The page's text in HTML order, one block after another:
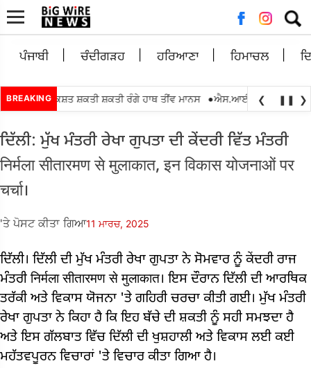
ਲਈ
ਖੋਜ:
ਪੰਜਾਬੀ ਚੰਦੀਗੜਹ ਹਰਿਆਣਾ ਹਿਮਾਚਲ
BREAKINGਰਿਕਸ਼ਤ ਸ਼ਕਤੀ ਸ਼ਕਤੀ ਰੰਗੇ ਹਾਥ ਤੀਂਵ ਮਾਨਸ •ਐਸ.ਆਈ.ਆਰ.2026 ਇੰਟਰ
❮ ❚❚ ❯
ਦਿੱਲੀ: ਮੁੱਖ ਮੰਤਰੀ ਰੇਖਾ ਗੁਪਤਾ ਦੀ ਕੇਂਦਰੀ ਵਿੱਤ ਮੰਤਰੀ
निर्मला सीतारमण से मुलाकात, इन विकास योजनाओं पर
चर्चा।
'ਤੇ ਪੋਸਟ ਕੀਤਾ ਗਿਆ11 ਮਾਰਚ, 2025
ਦਿੱਲੀ। ਦਿੱਲੀ ਦੀ ਮੁੱਖ ਮੰਤਰੀ ਰੇਖਾ ਗੁਪਤਾ ਨੇ ਸੋਮਵਾਰ ਨੂੰ ਕੇਂਦਰੀ ਰਾਜ
ਮੰਤਰੀ निर्मला सीतारमण से मुलाकात। ਇਸ ਦੌਰਾਨ ਦਿੱਲੀ ਦੀ ਆਰਥਿਕ
ਤਰੱਕੀ ਅਤੇ ਵਿਕਾਸ ਯੋਜਨਾ 'ਤੇ ਗਹਿਰੀ ਚਰਚਾ ਕੀਤੀ ਗਈ। ਮੁੱਖ ਮੰਤਰੀ
ਰੇਖਾ ਗੁਪਤਾ ਨੇ ਕਿਹਾ ਹੈ ਕਿ ਇਹ ਬੱਚੇ ਦੀ ਸ਼ਕਤੀ ਨੂੰ ਸਹੀ ਸਮਝਦਾ ਹੈ
ਅਤੇ ਇਸ ਗੱਲਬਾਤ ਵਿੱਚ ਦਿੱਲੀ ਦੀ ਖੁਸ਼ਹਾਲੀ ਅਤੇ ਵਿਕਾਸ ਲਈ ਕਈ
ਮਹੱਤਵਪੂਰਨ ਵਿਚਾਰਾਂ 'ਤੇ ਵਿਚਾਰ ਕੀਤਾ ਗਿਆ ਹੈ।